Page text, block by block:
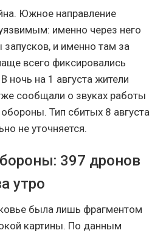
Южное направление
именно через него
и именно там за
всего фиксировались
ночь на 1 августа жители
сообщали о звуках работы
Тип сбитых 8 августа
не уточняется.
397 дронов
утро
была лишь фрагментом
картины. По данным